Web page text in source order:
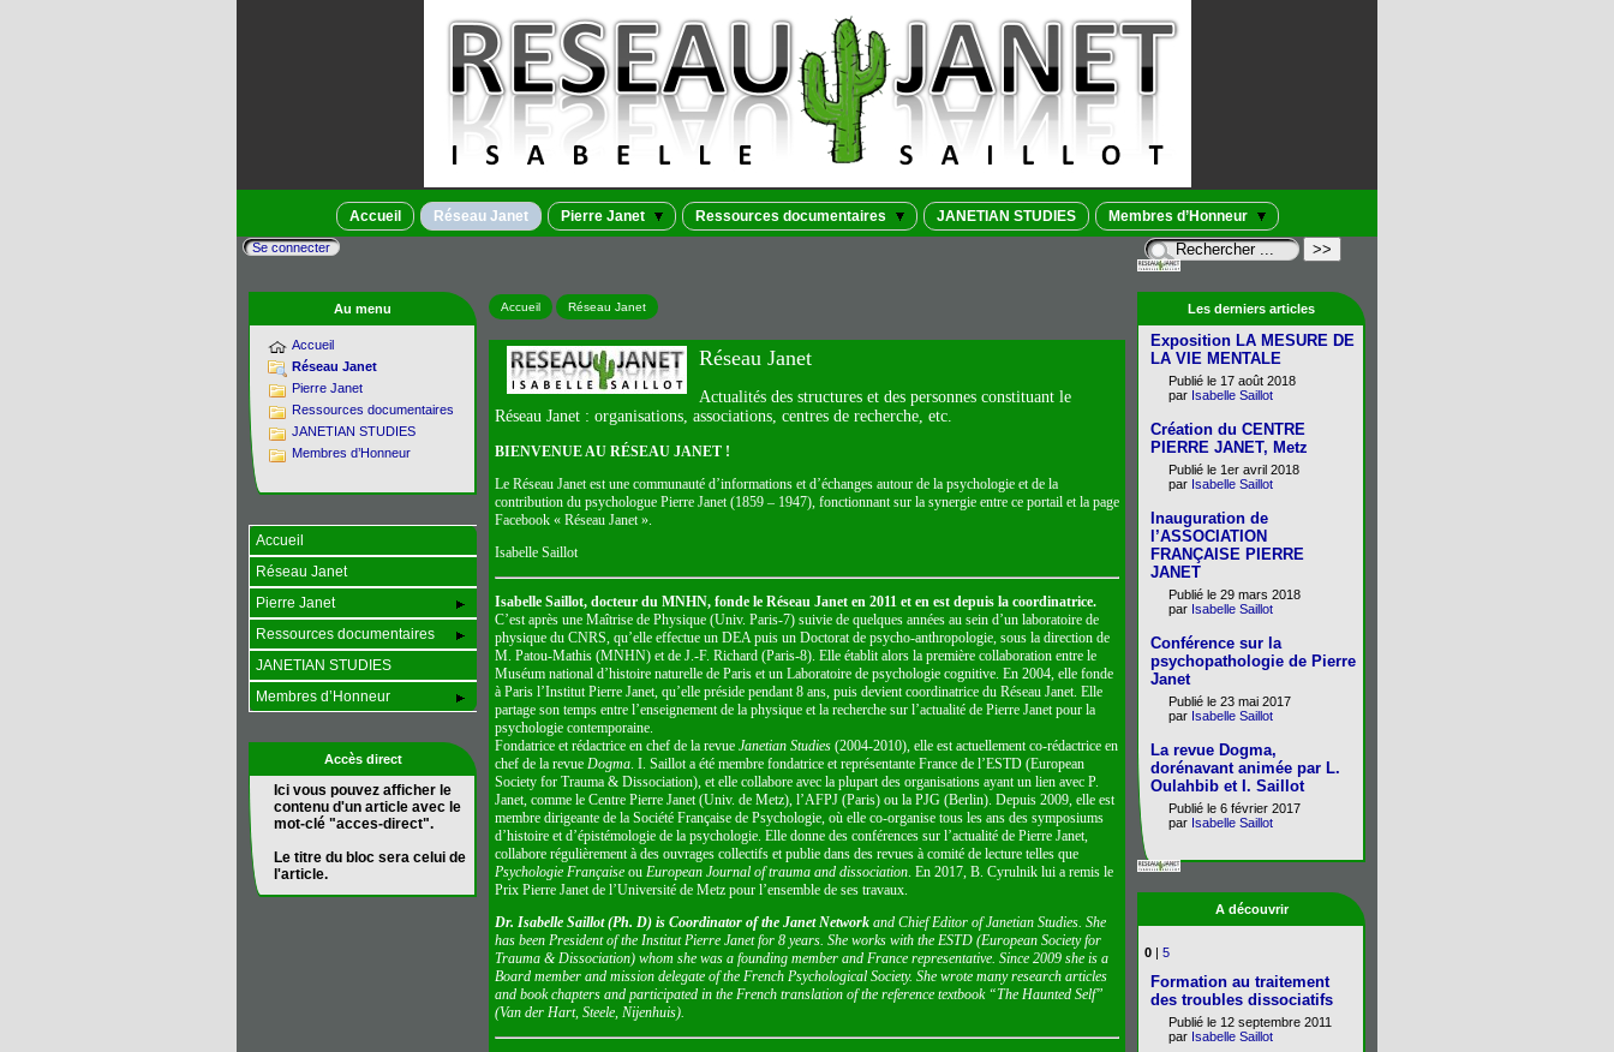
Accueil Réseau Janet Pierre Janet Ressources documentaires JANETIAN STUDIES Membres d’Honneur
Se connecter
Accueil Réseau Janet
Réseau Janet
Actualités des structures et des personnes constituant le
Réseau Janet : organisations, associations, centres de recherche, etc.
BIENVENUE AU RÉSEAU JANET !
Le Réseau Janet est une communauté d’informations et d’échanges autour de la psychologie et de la
contribution du psychologue Pierre Janet (1859 – 1947), fonctionnant sur la synergie entre ce portail et la page
Facebook « Réseau Janet ».
Isabelle Saillot
Isabelle Saillot, docteur du MNHN, fonde le Réseau Janet en 2011 et en est depuis la coordinatrice.
C’est après une Maîtrise de Physique (Univ. Paris-7) suivie de quelques années au sein d’un laboratoire de
physique du CNRS, qu’elle effectue un DEA puis un Doctorat de psycho-anthropologie, sous la direction de
M. Patou-Mathis (MNHN) et de J.-F. Richard (Paris-8). Elle établit alors la première collaboration entre le
Muséum national d’histoire naturelle de Paris et un Laboratoire de psychologie cognitive. En 2004, elle fonde
à Paris l’Institut Pierre Janet, qu’elle préside pendant 8 ans, puis devient coordinatrice du Réseau Janet. Elle
partage son temps entre l’enseignement de la physique et la recherche sur l’actualité de Pierre Janet pour la
psychologie contemporaine.
Fondatrice et rédactrice en chef de la revue Janetian Studies (2004-2010), elle est actuellement co-rédactrice en
chef de la revue Dogma. I. Saillot a été membre fondatrice et représentante France de l’ESTD (European
Society for Trauma & Dissociation), et elle collabore avec la plupart des organisations ayant un lien avec P.
Janet, comme le Centre Pierre Janet (Univ. de Metz), l’AFPJ (Paris) ou la PJG (Berlin). Depuis 2009, elle est
membre dirigeante de la Société Française de Psychologie, où elle co-organise tous les ans des symposiums
d’histoire et d’épistémologie de la psychologie. Elle donne des conférences sur l’actualité de Pierre Janet,
collabore régulièrement à des ouvrages collectifs et publie dans des revues à comité de lecture telles que
Psychologie Française ou European Journal of trauma and dissociation. En 2017, B. Cyrulnik lui a remis le
Prix Pierre Janet de l’Université de Metz pour l’ensemble de ses travaux.
Dr. Isabelle Saillot (Ph. D) is Coordinator of the Janet Network and Chief Editor of Janetian Studies. She
has been President of the Institut Pierre Janet for 8 years. She works with the ESTD (European Society for
Trauma & Dissociation) whom she was a founding member and France representative. Since 2009 she is a
Board member and mission delegate of the French Psychological Society. She wrote many research articles
and book chapters and participated in the French translation of the reference textbook “The Haunted Self”
(Van der Hart, Steele, Nijenhuis).
Au menu
Accueil
Réseau Janet
Pierre Janet
Ressources documentaires
JANETIAN STUDIES
Membres d’Honneur
Accueil
Réseau Janet
Pierre Janet
Ressources documentaires
JANETIAN STUDIES
Membres d’Honneur
Accès direct
Ici vous pouvez afficher le
contenu d'un article avec le
mot-clé "acces-direct".
Le titre du bloc sera celui de
l'article.
Les derniers articles
Exposition LA MESURE DE
LA VIE MENTALE
Publié le 17 août 2018
par Isabelle Saillot
Création du CENTRE
PIERRE JANET, Metz
Publié le 1er avril 2018
par Isabelle Saillot
Inauguration de
l’ASSOCIATION
FRANÇAISE PIERRE
JANET
Publié le 29 mars 2018
par Isabelle Saillot
Conférence sur la
psychopathologie de Pierre
Janet
Publié le 23 mai 2017
par Isabelle Saillot
La revue Dogma,
dorénavant animée par L.
Oulahbib et I. Saillot
Publié le 6 février 2017
par Isabelle Saillot
A découvrir
0 | 5
Formation au traitement
des troubles dissociatifs
Publié le 12 septembre 2011
par Isabelle Saillot